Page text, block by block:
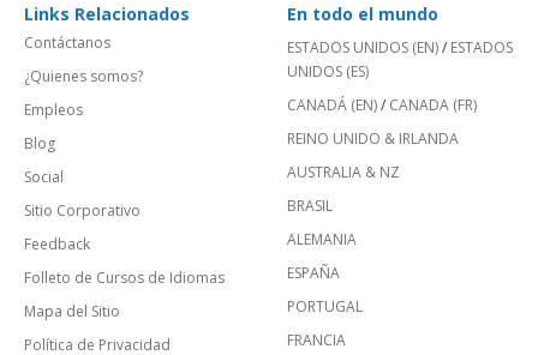
Links Relacionados
Contáctanos
¿Quienes somos?
Empleos
Blog
Social
Sitio Corporativo
Feedback
Folleto de Cursos de Idiomas
Mapa del Sitio
Política de Privacidad
En todo el mundo
ESTADOS UNIDOS (EN)/ ESTADOS
UNIDOS (ES)
CANADÁ (EN)/ CANADA (FR)
REINO UNIDO & IRLANDA
AUSTRALIA & NZ
BRASIL
ALEMANIA
ESPAÑA
PORTUGAL
FRANCIA